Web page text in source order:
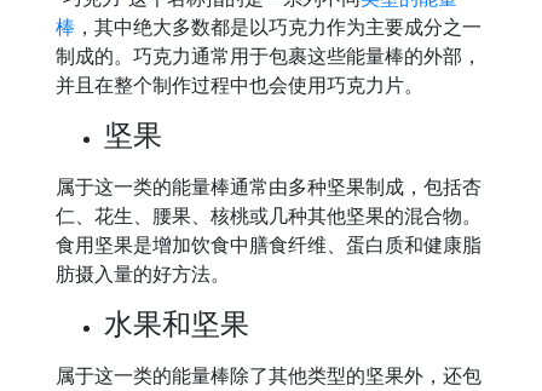
棒 ，其中绝大多数都是以巧克力作为主要成分之一
制成的。巧克力通常用于包裹这些能量棒的外部，
并且在整个制作过程中也会使用巧克力片。
坚果
属于这一类的能量棒通常由多种坚果制成，包括杏
仁、花生、腰果、核桃或几种其他坚果的混合物。
食用坚果是增加饮食中膳食纤维、蛋白质和健康脂
肪摄入量的好方法。
水果和坚果
属于这一类的能量棒除了其他类型的坚果外，还包